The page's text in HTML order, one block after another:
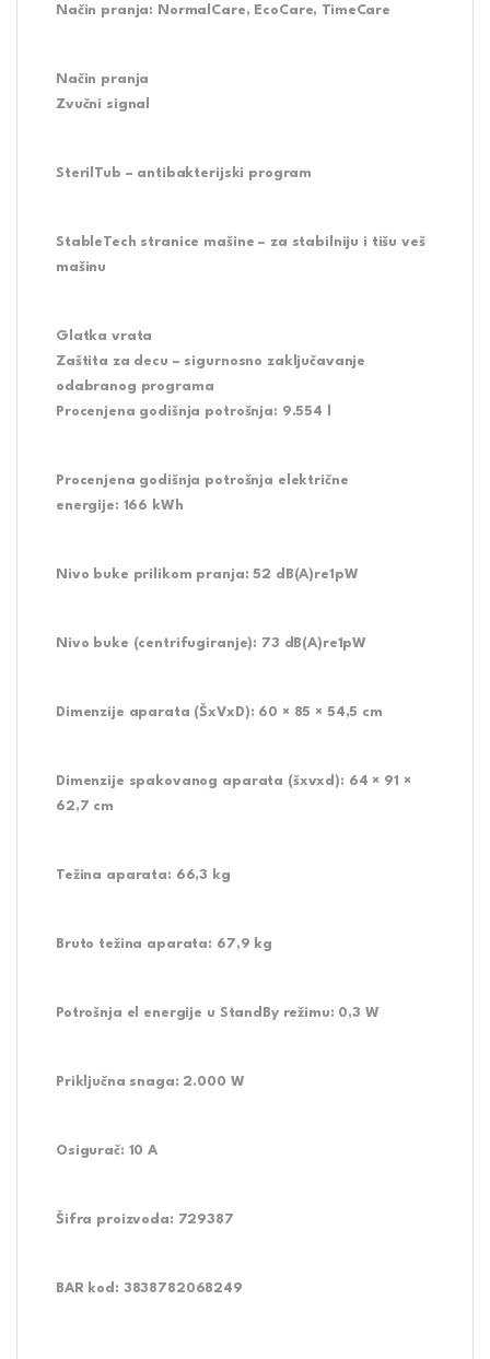
Način pranja: NormalCare, EcoCare, TimeCare
Način pranja
Zvučni signal
SterilTub – antibakterijski program
StableTech stranice mašine – za stabilniju i tišu veš
mašinu
Glatka vrata
Zaštita za decu – sigurnosno zaključavanje
odabranog programa
Procenjena godišnja potrošnja: 9.554 l
Procenjena godišnja potrošnja električne
energije: 166 kWh
Nivo buke prilikom pranja:52 dB(A)re1pW
Nivo buke (centrifugiranje): 73 dB(A)re1pW
Dimenzije aparata (ŠxVxD): 60 × 85 × 54,5 cm
Dimenzije spakovanog aparata (šxvxd): 64 × 91 ×
62,7 cm
Težina aparata: 66,3 kg
Bruto težina aparata: 67,9 kg
Potrošnja el energije u StandBy režimu: 0,3 W
Priključna snaga: 2.000 W
Osigurač: 10 A
Šifra proizvoda: 729387
BAR kod: 3838782068249